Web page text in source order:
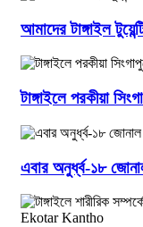
আমাদের টাঙ্গাইল
টাঙ্গাইলে পরকীয়া
এবার অনুর্ধ্ব-১৮